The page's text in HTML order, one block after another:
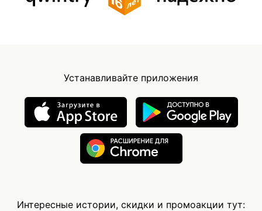
Устанавливайте приложения
Интересные истории, скидки и промоакции тут: